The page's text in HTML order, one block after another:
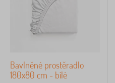
Bavlněné prostěradlo
180x80 cm - bílé